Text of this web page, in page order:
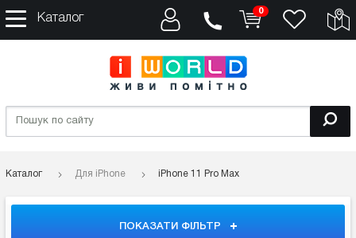
Каталог
0
Каталог Для iPhone iPhone 11 Pro Max
ПОКАЗАТИ ФІЛЬТР